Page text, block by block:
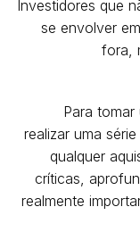
Investidores que
se envolver
fora,
Para
realizar uma
qualquer
críticas,
realmente